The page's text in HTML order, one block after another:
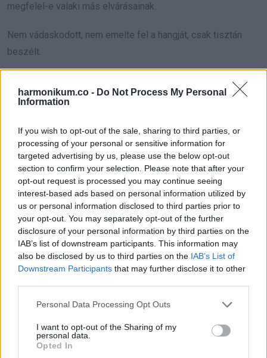
harmonikum.co - Do Not Process My Personal
Information
If you wish to opt-out of the sale, sharing to third parties, or
processing of your personal or sensitive information for
targeted advertising by us, please use the below opt-out
section to confirm your selection. Please note that after your
opt-out request is processed you may continue seeing
interest-based ads based on personal information utilized by
us or personal information disclosed to third parties prior to
your opt-out. You may separately opt-out of the further
disclosure of your personal information by third parties on the
IAB’s list of downstream participants. This information may
also be disclosed by us to third parties on the IAB’s List of
Downstream Participants that may further disclose it to other
Please note that this website/app uses one or more Google
not limited to your visit or usage behaviour. You may click to
grant or deny consent to Google and its third-party tags to
use your data for below specified purposes in below Google
Personal Data Processing Opt Outs
I want to opt-out of the Sharing of my
personal data.
Opted In
megfelel-e valaki más elvárásainak.
Nem vádaskodott, nem emelte fel a hangját, csak tisztán
beszélt.
A szoba megint elhallgatott, de most más volt ez a csend.
Nem feszült, inkább olyan, amibe nem fér bele ellenkezés.
Nem sokkal később elindultunk. Kiléptünk a hideg éjszakába,
és egyszerre éreztem megkönnyebbülést és valami furcsa
szomorúságot is.
Hazafelé pár percig egyikünk sem szólt. Aztán megfogta a
kezem, és azt mondta, az életünk a miénk. Nem
magyarázkodnunk kell miatta, hanem élni.
Az a karácsony nem végződött nagy jelenettel vagy hangos
kibéküléssel. Mégis változott valami. Akkor értettem meg
igazán, hogy a támogatás nem mindig látványos.
Néha csak ennyi. Valaki melléd áll, téged választ, és
megmutatja, hogy a tisztelet többet ér bármilyen
hagyománynál.